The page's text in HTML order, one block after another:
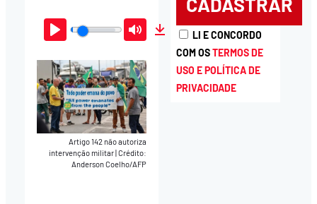
Play Mute Download
Artigo 142 não autoriza
intervenção militar|Crédito:
Anderson Coelho/AFP
LI E CONCORDO
COM OSTERMOS DE
USO E POLÍTICA DE
PRIVACIDADE